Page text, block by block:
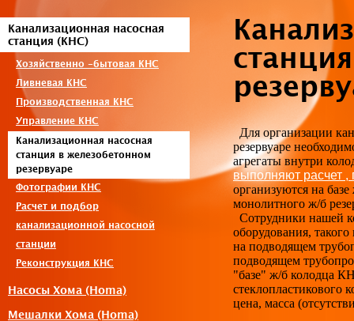
Канализационная насосная
станция (КНС)
Хозяйственно -бытовая КНС
Ливневая КНС
Производственная КНС
Управление КНС
Канализационная насосная
станция в железобетонном
резервуаре
Фотографии КНС
Расчет и подбор
канализационной насосной
станции
Реконструкция КНС
Насосы Хома (Homa)
Мешалки Хома (Homa)
Для организации
резервуаре
агрегаты внутри
выполняют расчет ,
организуются на
монолитного ж/б
Сотрудники нашей
оборудования,
на подводящем
подводящем
"базе" ж/б колодца
стеклопластикового
цена, масса